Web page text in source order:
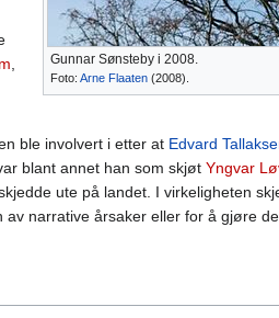
Gunnar Sønsteby i 2008.
Foto: Arne Flaaten (2008).
,
ble involvert i etter at Edvard
blant annet han som skjøt Yngvar
ute på landet. I virkeligheten
narrative årsaker eller for å gjøre